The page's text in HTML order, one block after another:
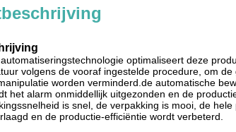
optimaliseert deze
volgens de vooraf ingestelde procedure, om
worden verminderd.de automatische
het alarm onmiddellijk uitgezonden en de
is snel, de verpakking is mooi, de
en de productie-efficiëntie wordt verbeterd.